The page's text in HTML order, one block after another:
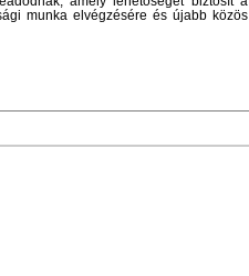
munka elvégzésére és újabb közös